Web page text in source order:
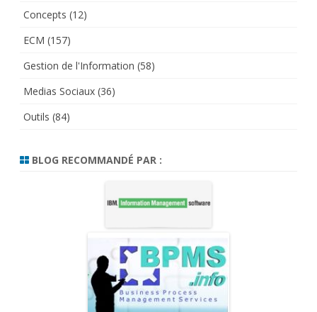
Concepts (12)
ECM (157)
Gestion de l'Information (58)
Medias Sociaux (36)
Outils (84)
BLOG RECOMMANDÉ PAR :